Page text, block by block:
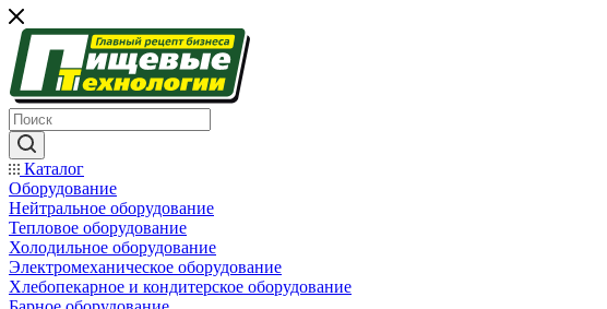
Каталог
Оборудование
Нейтральное оборудование
Тепловое оборудование
Холодильное оборудование
Электромеханическое оборудование
Хлебопекарное и кондитерское оборудование